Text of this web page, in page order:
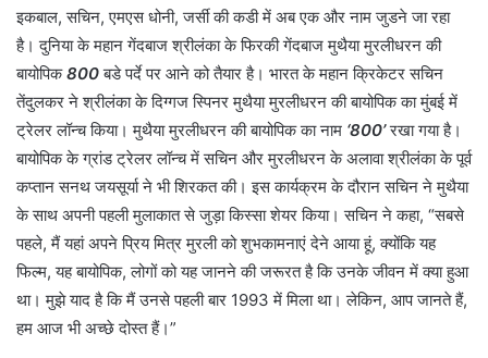
इकबाल, सचिन, एमएस धोनी, जर्सी की कडी में अब एक और नाम जुडने जा रहा
है। दुनिया के महान गेंदबाज श्रीलंका के फिरकी गेंदबाज मुथैया मुरलीधरन की
बायोपिक800 बडे पर्दे पर आने को तैयार है। भारत के महान क्रिकेटर सचिन
तेंदुलकर ने श्रीलंका के दिग्गज स्पिनर मुथैया मुरलीधरन की बायोपिक का मुंबई में
ट्रेलर लॉन्च किया। मुथैया मुरलीधरन की बायोपिक का नाम ‘800’ रखा गया है।
बायोपिक के ग्रांड ट्रेलर लॉन्च में सचिन और मुरलीधरन के अलावा श्रीलंका के पूर्व
कप्तान सनथ जयसूर्या ने भी शिरकत की। इस कार्यक्रम के दौरान सचिन ने मुथैया
के साथ अपनी पहली मुलाकात से जुड़ा किस्सा शेयर किया। सचिन ने कहा, “सबसे
पहले, मैं यहां अपने प्रिय मित्र मुरली को शुभकामनाएं देने आया हूं, क्योंकि यह
फिल्म, यह बायोपिक, लोगों को यह जानने की जरूरत है कि उनके जीवन में क्या हुआ
था। मुझे याद है कि मैं उनसे पहली बार 1993 में मिला था। लेकिन, आप जानते हैं,
हम आज भी अच्छे दोस्त हैं।”